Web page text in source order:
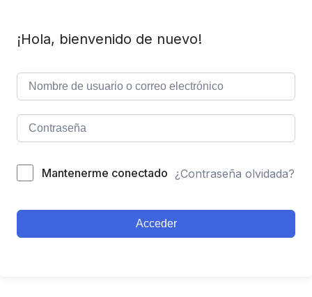
¡Hola, bienvenido de nuevo!
Mantenerme conectado ¿Contraseña olvidada?
Acceder